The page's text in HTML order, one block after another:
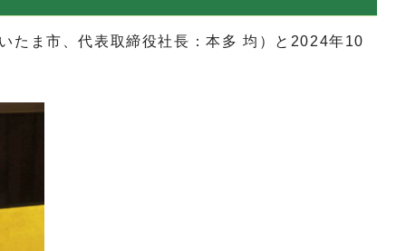
たま市、代表取締役社長：本多 均）と2024年10